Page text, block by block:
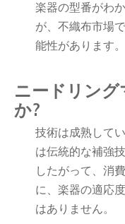
楽器の型番がわ
が、不織布市場
能性があります。
ニードリン
か?
技術は成熟して
は伝統的な補強
したがって、消
に、楽器の適応
はありません。